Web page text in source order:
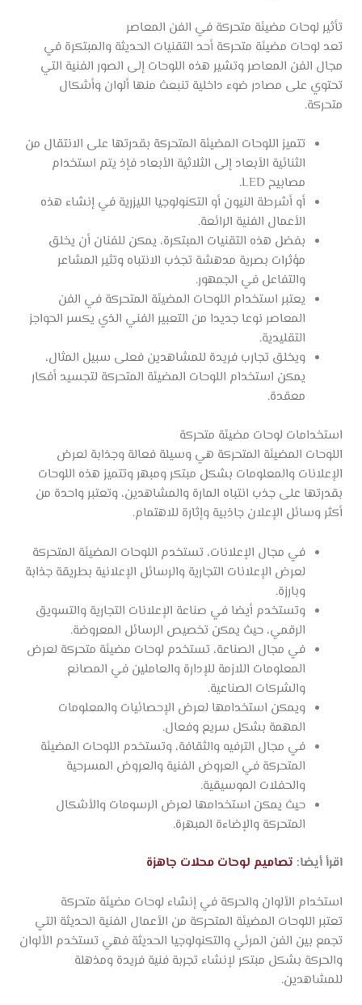
تأثير لوحات مضيئة متحركة في الفن المعاصر
تعد لوحات مضيئة متحركة أحد التقنيات الحديثة والمبتكرة في
مجال الفن المعاصر وتشير هذه اللوحات إلى الصور الفنية التي
تحتوي على مصادر ضوء داخلية تنبعث منها ألوان وأشكال
متحركة.
تتميز اللوحات المضيئة المتحركة بقدرتها على الانتقال من
الثنائية الأبعاد إلى الثلاثية الأبعاد فإذ يتم استخدام
مصابيح LED.
أو أشرطة النيون أو التكنولوجيا الليزرية في إنشاء هذه
الأعمال الفنية الرائعة.
بفضل هذه التقنيات المبتكرة، يمكن للفنان أن يخلق
مؤثرات بصرية مدهشة تجذب الانتباه وتثير المشاعر
والتفاعل في الجمهور.
يعتبر استخدام اللوحات المضيئة المتحركة في الفن
المعاصر نوعا جديدا من التعبير الفني الذي يكسر الحواجز
التقليدية.
ويخلق تجارب فريدة للمشاهدين فعلى سبيل المثال،
يمكن استخدام اللوحات المضيئة المتحركة لتجسيد أفكار
معقدة.
استخدامات لوحات مضيئة متحركة
اللوحات المضيئة المتحركة هي وسيلة فعالة وجذابة لعرض
الإعلانات والمعلومات بشكل مبتكر ومبهر وتتميز هذه اللوحات
بقدرتها على جذب انتباه المارة والمشاهدين، وتعتبر واحدة من
أكثر وسائل الإعلان جاذبية وإثارة للاهتمام.
في مجال الإعلانات، تستخدم اللوحات المضيئة المتحركة
لعرض الإعلانات التجارية والرسائل الإعلانية بطريقة جذابة
وبارزة.
وتستخدم أيضا في صناعة الإعلانات التجارية والتسويق
الرقمي، حيث يمكن تخصيص الرسائل المعروضة.
في مجال الصناعة، تستخدم لوحات مضيئة متحركة لعرض
المعلومات اللازمة للإدارة والعاملين في المصانع
والشركات الصناعية.
ويمكن استخدامها لعرض الإحصائيات والمعلومات
المهمة بشكل سريع وفعال.
في مجال الترفيه والثقافة، وتستخدم اللوحات المضيئة
المتحركة في العروض الفنية والعروض المسرحية
والحفلات الموسيقية.
حيث يمكن استخدامها لعرض الرسومات والأشكال
المتحركة والإضاءة المبهرة.
اقرأ أيضا: تصاميم لوحات محلات جاهزة
استخدام الألوان والحركة في إنشاء لوحات مضيئة متحركة
تعتبر اللوحات المضيئة المتحركة من الأعمال الفنية الحديثة التي
تجمع بين الفن المرئي والتكنولوجيا الحديثة فهي تستخدم الألوان
والحركة بشكل مبتكر لإنشاء تجربة فنية فريدة ومذهلة
للمشاهدين.